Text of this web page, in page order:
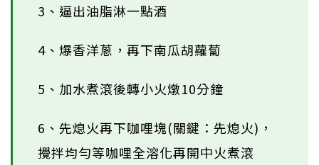
3、逼出油脂淋一點酒
4、爆香洋蔥，再下南瓜胡蘿蔔
5、加水煮滾後轉小火燉10分鐘
6、先熄火再下咖哩塊(關鍵：先熄火)，
攪拌均勻等咖哩全溶化再開中火煮滾